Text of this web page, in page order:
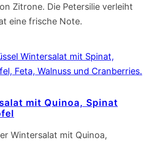
Zitrone. Die Petersilie verleiht
eine frische Note.
mit Quinoa, Spinat
Wintersalat mit Quinoa,